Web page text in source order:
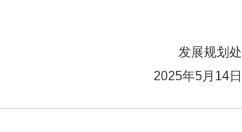
发展规划处
2025年5月14日